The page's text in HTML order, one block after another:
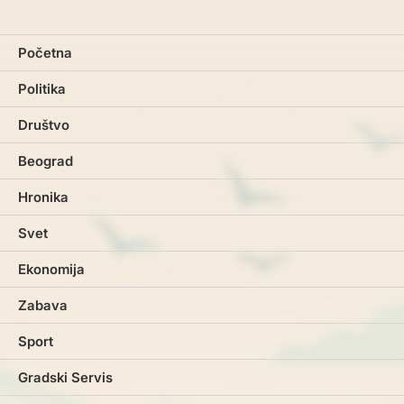
Početna
Politika
Društvo
Beograd
Hronika
Svet
Ekonomija
Zabava
Sport
Gradski Servis